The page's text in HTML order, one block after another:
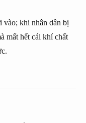
vào; khi nhân dân bị
mất hết cái khí chất